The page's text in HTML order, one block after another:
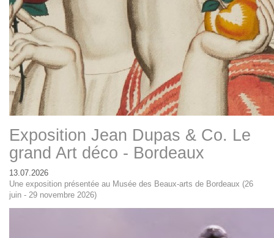
Exposition Jean Dupas & Co. Le
grand Art déco - Bordeaux
13.07.2026
Une exposition présentée au Musée des Beaux-arts de Bordeaux (26
juin - 29 novembre 2026)